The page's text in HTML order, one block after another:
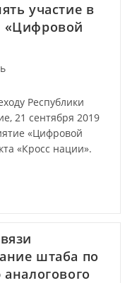
участие в
«Цифровой
Республики
21 сентября 2019
«Цифровой
«Кросс нации».
штаба по